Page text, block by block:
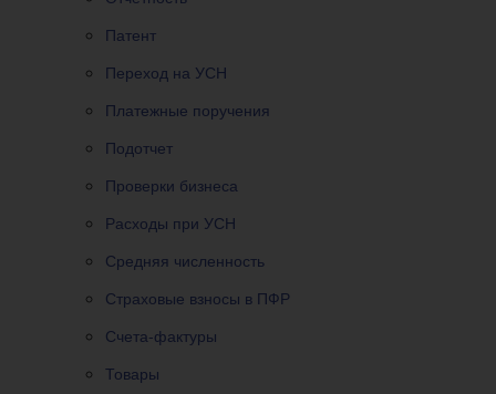
Патент
Переход на УСН
Платежные поручения
Подотчет
Проверки бизнеса
Расходы при УСН
Средняя численность
Страховые взносы в ПФР
Счета-фактуры
Товары